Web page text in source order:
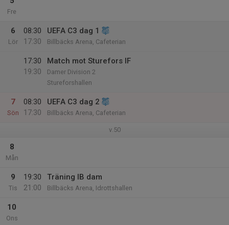
Fre
6
Lör
08:30
17:30
UEFA C3 dag 1
Billbäcks Arena, Cafeterian
17:30
19:30
Match mot Sturefors IF
Damer Division 2
Stureforshallen
7
Sön
08:30
17:30
UEFA C3 dag 2
Billbäcks Arena, Cafeterian
v.50
8
Mån
9
Tis
19:30
21:00
Träning IB dam
Billbäcks Arena, Idrottshallen
10
Ons